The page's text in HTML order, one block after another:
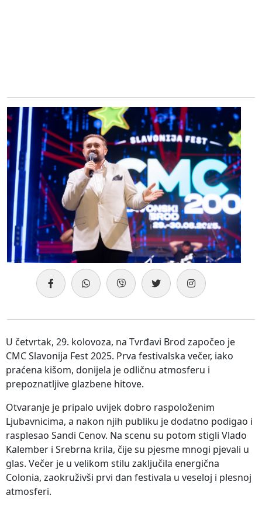
U četvrtak, 29. kolovoza, na Tvrđavi Brod započeo je
CMC Slavonija Fest 2025. Prva festivalska večer, iako
praćena kišom, donijela je odličnu atmosferu i
prepoznatljive glazbene hitove.
Otvaranje je pripalo uvijek dobro raspoloženim
Ljubavnicima, a nakon njih publiku je dodatno podigao i
rasplesao Sandi Cenov. Na scenu su potom stigli Vlado
Kalember i Srebrna krila, čije su pjesme mnogi pjevali u
glas. Večer je u velikom stilu zaključila energična
Colonia, zaokruživši prvi dan festivala u veseloj i plesnoj
atmosferi.